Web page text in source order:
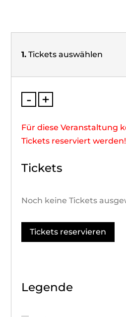
1. Tickets auswählen
- +
Für diese Veranstaltung
Tickets reserviert werden!
Tickets
Noch keine Tickets
Tickets reservieren
Legende